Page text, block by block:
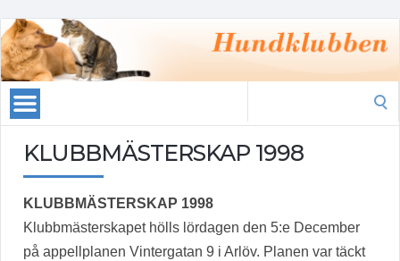
KLUBBMÄSTERSKAP 1998
KLUBBMÄSTERSKAP 1998
Klubbmästerskapet hölls lördagen den 5:e December
på appellplanen Vintergatan 9 i Arlöv. Planen var täckt